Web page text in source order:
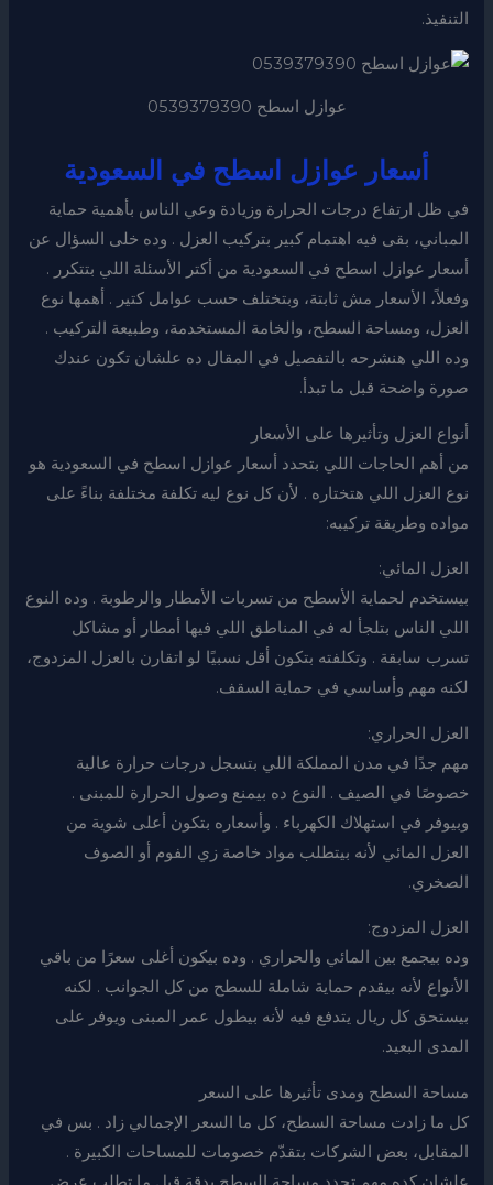
التنفيذ.
عوازل اسطح 0539379390
أسعار عوازل اسطح في السعودية
في ظل ارتفاع درجات الحرارة وزيادة وعي الناس بأهمية حماية
المباني، بقى فيه اهتمام كبير بتركيب العزل . وده خلى السؤال عن
أسعار عوازل اسطح في السعودية من أكتر الأسئلة اللي بتتكرر .
وفعلاً، الأسعار مش ثابتة، وبتختلف حسب عوامل كتير . أهمها نوع
العزل، ومساحة السطح، والخامة المستخدمة، وطبيعة التركيب .
وده اللي هنشرحه بالتفصيل في المقال ده علشان تكون عندك
صورة واضحة قبل ما تبدأ.
أنواع العزل وتأثيرها على الأسعار
من أهم الحاجات اللي بتحدد أسعار عوازل اسطح في السعودية هو
نوع العزل اللي هتختاره . لأن كل نوع ليه تكلفة مختلفة بناءً على
مواده وطريقة تركيبه:
العزل المائي:
بيستخدم لحماية الأسطح من تسربات الأمطار والرطوبة . وده النوع
اللي الناس بتلجأ له في المناطق اللي فيها أمطار أو مشاكل
تسرب سابقة . وتكلفته بتكون أقل نسبيًا لو اتقارن بالعزل المزدوج،
لكنه مهم وأساسي في حماية السقف.
العزل الحراري:
مهم جدًا في مدن المملكة اللي بتسجل درجات حرارة عالية
خصوصًا في الصيف . النوع ده بيمنع وصول الحرارة للمبنى .
وبيوفر في استهلاك الكهرباء . وأسعاره بتكون أعلى شوية من
العزل المائي لأنه بيتطلب مواد خاصة زي الفوم أو الصوف
الصخري.
العزل المزدوج:
وده بيجمع بين المائي والحراري . وده بيكون أغلى سعرًا من باقي
الأنواع لأنه بيقدم حماية شاملة للسطح من كل الجوانب . لكنه
بيستحق كل ريال يتدفع فيه لأنه بيطول عمر المبنى ويوفر على
المدى البعيد.
مساحة السطح ومدى تأثيرها على السعر
كل ما زادت مساحة السطح، كل ما السعر الإجمالي زاد . بس في
المقابل، بعض الشركات بتقدّم خصومات للمساحات الكبيرة .